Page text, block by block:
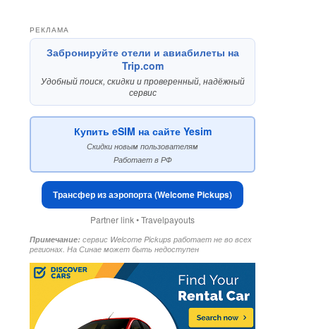
РЕКЛАМА
Забронируйте отели и авиабилеты на
Trip.com
Удобный поиск, скидки и проверенный, надёжный
сервис
Купить eSIM на сайте Yesim
Скидки новым пользователям
Работает в РФ
Трансфер из аэропорта (Welcome Pickups)
Partner link • Travelpayouts
Примечание: сервис Welcome Pickups работает не во всех
регионах. На Синае может быть недоступен